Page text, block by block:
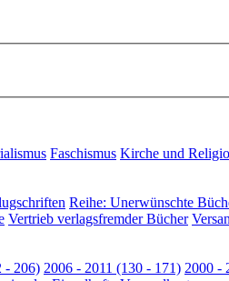
Faschismus Kirche und
Reihe: Unerwünschte
Vertrieb verlagsfremder Bücher
- 206) 2006 - 2011 (130 - 171) 2000 -